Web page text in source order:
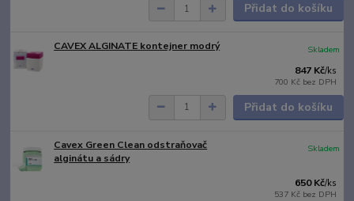
Přidat do košíku
CAVEX ALGINATE kontejner modrý
847 Kč/ks
700 Kč bez DPH
Skladem
Přidat do košíku
Cavex Green Clean odstraňovač
alginátu a sádry
650 Kč/ks
537 Kč bez DPH
Skladem